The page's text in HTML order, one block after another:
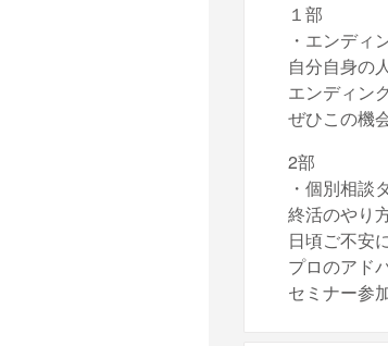
１部
・エンディ
自分自身の
エンディン
ぜひこの機
2部
・個別相談
終活のやり
日頃ご不安
プロのアド
セミナー参